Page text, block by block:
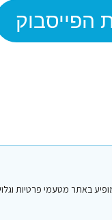
הפייסבוק
הפייסבוק "סיני טיפים והמלצות" לפני 7 שנים. שמו או